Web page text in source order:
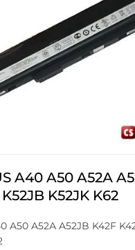
A40 A50 A52А
K52JK K62
A50 A52А A52JB K42F